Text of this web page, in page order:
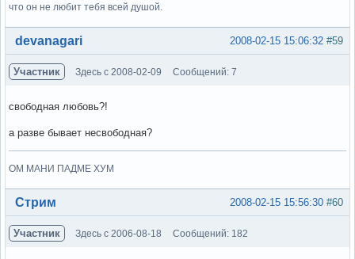
что он не любит тебя всей душой.
Вне форума #59
2008-02-15 15:06:32
devanagari
Участник Здесь с 2008-02-09 Сообщений: 7
свободная любовь?!
а разве бывает несвободная?
ОМ МАНИ ПАДМЕ ХУМ
Вне форума #60
2008-02-15 15:56:30
Стрим
Участник Здесь с 2006-08-18 Сообщений: 182